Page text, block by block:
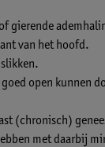
gierende
van het hoofd.
open kunnen
(chronisch)
met daarbij